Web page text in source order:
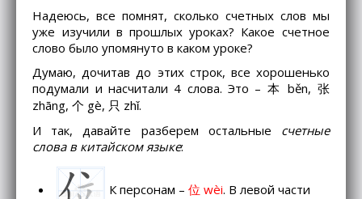
Надеюсь, все помнят, сколько счетных слов мы
уже изучили в прошлых уроках? Какое счетное
слово было упомянуто в каком уроке?
Думаю, дочитав до этих строк, все хорошенько
подумали и насчитали 4 слова. Это – 本 běn, 张
zhāng, 个 gè, 只 zhǐ.
И так, давайте разберем остальные счетные
слова в китайском языке:
К персонам –位 wèi. В левой части